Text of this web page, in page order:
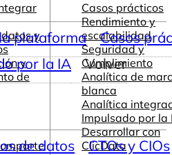
y
y
de
Casos prácticos
Rendimiento y
escalabilidad
Seguridad y
Cumplimiento
Analítica de
blanca
Analítica
Impulsado por la
Desarrollar con
ClicData
plataforma
Casos
por la IA Volver
de datos
CTOs y CIOs